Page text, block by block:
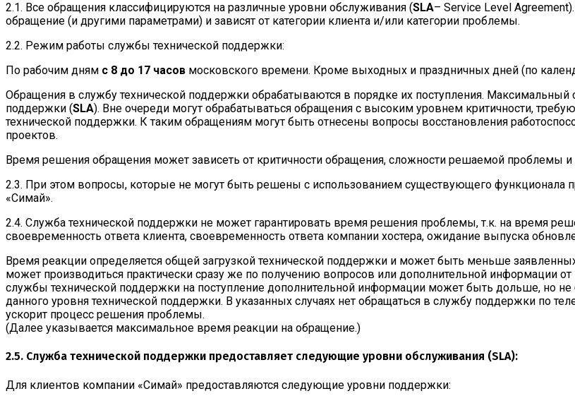
2.1. Все обращения классифицируются на различные уровни обслуживания (SLA– Service Level
обращение (и другими параметрами) и зависят от категории клиента и/или категории проблемы.
2.2. Режим работы службы технической поддержки:
По рабочим дням с 8 до 17 часов московского времени. Кроме выходных и праздничных дней (по
Обращения в службу технической поддержки обрабатываются в порядке их поступления.
поддержки (SLA). Вне очереди могут обрабатываться обращения с высоким уровнем критичности,
технической поддержки. К таким обращениям могут быть отнесены вопросы восстановления
проектов.
Время решения обращения может зависеть от критичности обращения, сложности решаемой проблемы и
2.3. При этом вопросы, которые не могут быть решены с использованием существующего функционала
«Симай».
2.4. Служба технической поддержки не может гарантировать время решения проблемы, т.к. на время
своевременность ответа клиента, своевременность ответа компании хостера, ожидание выпуска
Время реакции определяется общей загрузкой технической поддержки и может быть меньше
может производиться практически сразу же по получению вопросов или дополнительной информации
службы технической поддержки на поступление дополнительной информации может быть дольше, но
данного уровня технической поддержки. В указанных случаях нет обращаться в службу поддержки по
ускорит процесс решения проблемы.
(Далее указывается максимальное время реакции на обращение.)
2.5. Служба технической поддержки предоставляет следующие уровни обслуживания (SLA):
Для клиентов компании «Симай» предоставляются следующие уровни поддержки: